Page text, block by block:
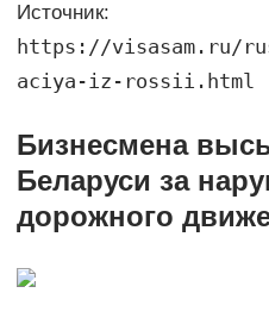
Источник:
https://visasam.ru/
aciya-iz-rossii.html
Бизнесмена
Беларуси за
дорожного